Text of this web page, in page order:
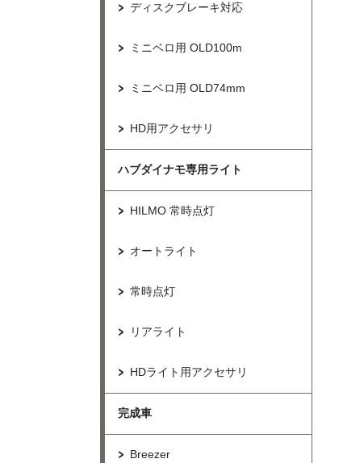
ディスクブレーキ対応
ミニベロ用 OLD100m
ミニベロ用 OLD74mm
HD用アクセサリ
ハブダイナモ専用ライト
HILMO 常時点灯
オートライト
常時点灯
リアライト
HDライト用アクセサリ
完成車
Breezer